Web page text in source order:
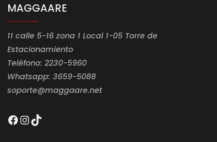
MAGGAARE
11 calle 5-16 zona 1 Local 1-05 Torre de
Estacionamiento
Teléfono: 2230-5960
Whatsapp: 3659-5088
soporte@maggaare.net
Facebook
Instagram
TikTok